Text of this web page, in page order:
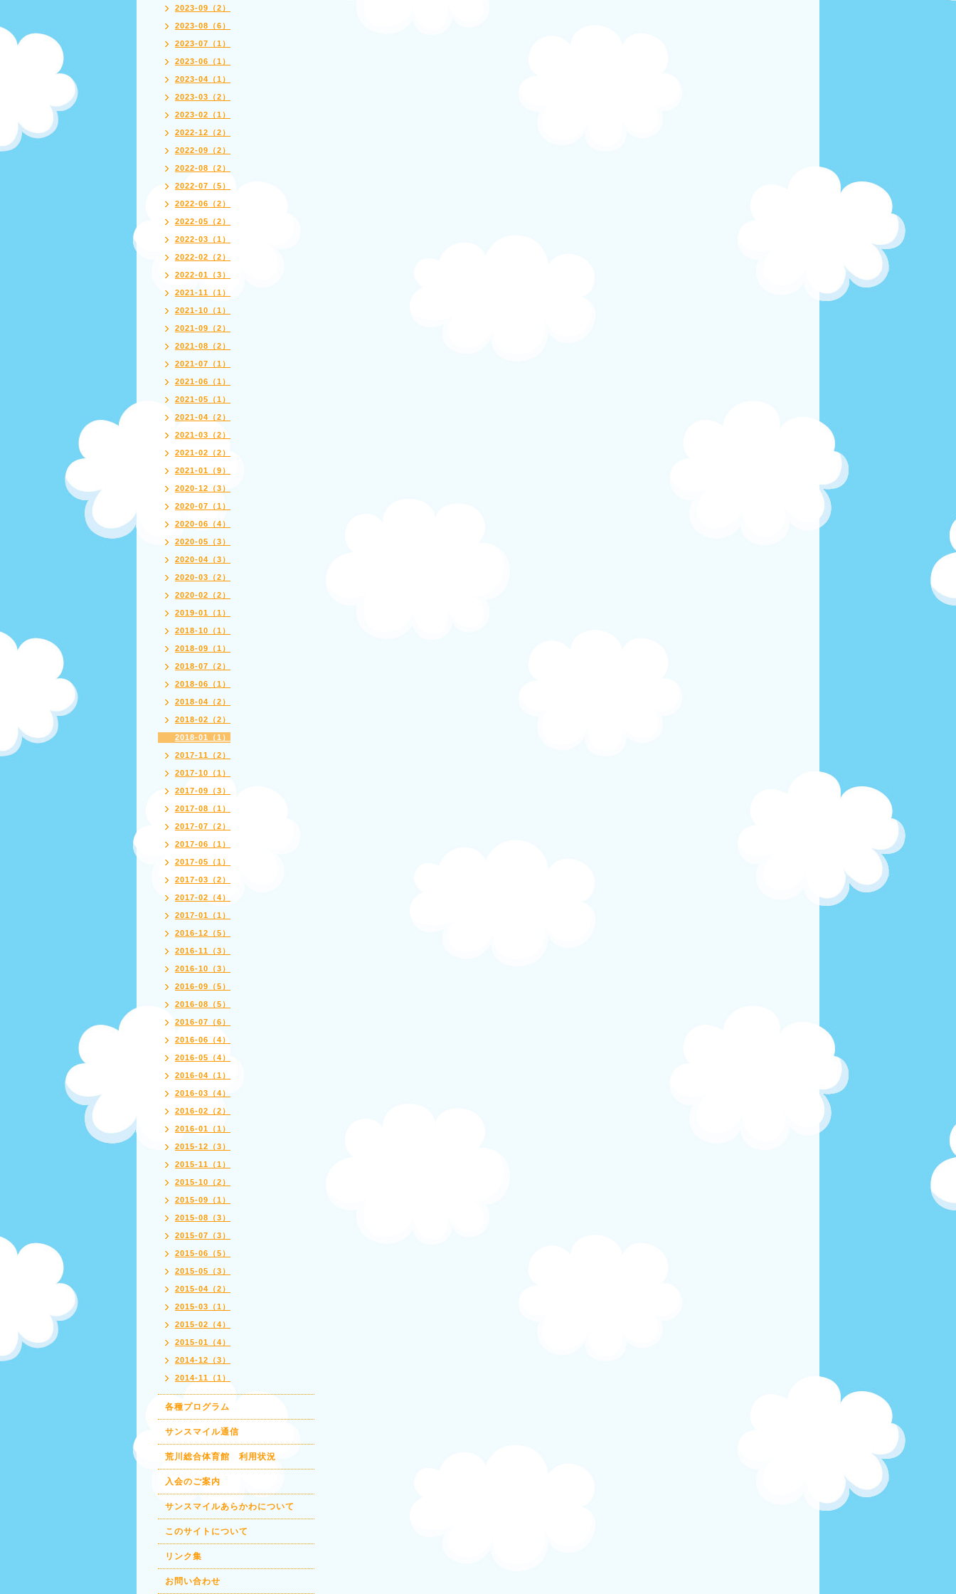
2023-09（2）
2023-08（6）
2023-07（1）
2023-06（1）
2023-04（1）
2023-03（2）
2023-02（1）
2022-12（2）
2022-09（2）
2022-08（2）
2022-07（5）
2022-06（2）
2022-05（2）
2022-03（1）
2022-02（2）
2022-01（3）
2021-11（1）
2021-10（1）
2021-09（2）
2021-08（2）
2021-07（1）
2021-06（1）
2021-05（1）
2021-04（2）
2021-03（2）
2021-02（2）
2021-01（9）
2020-12（3）
2020-07（1）
2020-06（4）
2020-05（3）
2020-04（3）
2020-03（2）
2020-02（2）
2019-01（1）
2018-10（1）
2018-09（1）
2018-07（2）
2018-06（1）
2018-04（2）
2018-02（2）
2018-01（1）
2017-11（2）
2017-10（1）
2017-09（3）
2017-08（1）
2017-07（2）
2017-06（1）
2017-05（1）
2017-03（2）
2017-02（4）
2017-01（1）
2016-12（5）
2016-11（3）
2016-10（3）
2016-09（5）
2016-08（5）
2016-07（6）
2016-06（4）
2016-05（4）
2016-04（1）
2016-03（4）
2016-02（2）
2016-01（1）
2015-12（3）
2015-11（1）
2015-10（2）
2015-09（1）
2015-08（3）
2015-07（3）
2015-06（5）
2015-05（3）
2015-04（2）
2015-03（1）
2015-02（4）
2015-01（4）
2014-12（3）
2014-11（1）
各種プログラム
サンスマイル通信
荒川総合体育館 利用状況
入会のご案内
サンスマイルあらかわについて
このサイトについて
リンク集
お問い合わせ